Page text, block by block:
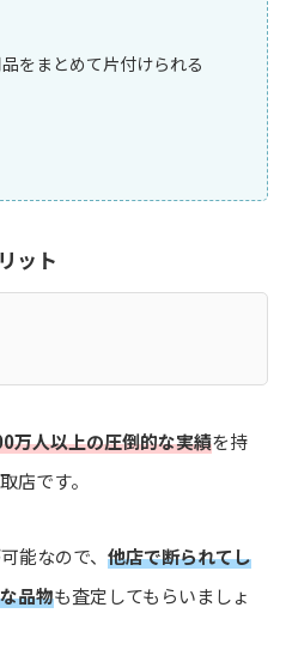
をまとめて片付けられる
ット
万人以上の圧倒的な実績を持
店です。
能なので、 他店で断られてし
品物も査定してもらいましょ